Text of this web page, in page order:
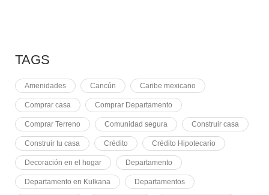
TAGS
Amenidades Cancún Caribe mexicano
Comprar casa Comprar Departamento
Comprar Terreno Comunidad segura Construir casa
Construir tu casa Crédito Crédito Hipotecario
Decoración en el hogar Departamento
Departamento en Kulkana Departamentos